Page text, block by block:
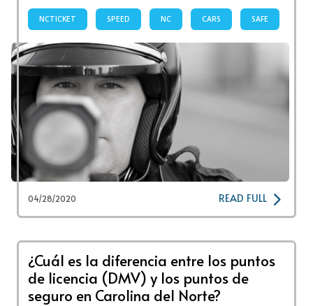
NCTICKET SPEED NC CARS SAFE
04/28/2020 READ FULL
¿Cuál es la diferencia entre los puntos
de licencia (DMV) y los puntos de
seguro en Carolina del Norte?